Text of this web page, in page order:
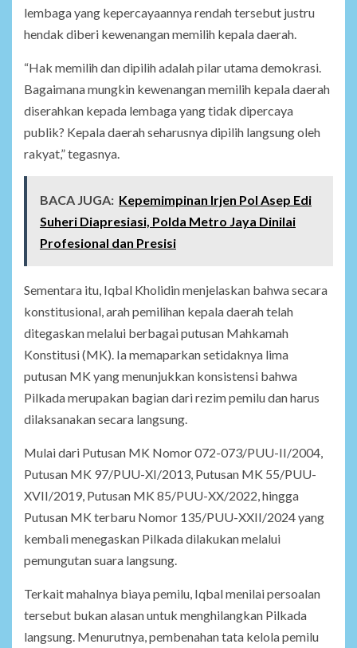
lembaga yang kepercayaannya rendah tersebut justru
hendak diberi kewenangan memilih kepala daerah.
“Hak memilih dan dipilih adalah pilar utama demokrasi.
Bagaimana mungkin kewenangan memilih kepala daerah
diserahkan kepada lembaga yang tidak dipercaya
publik? Kepala daerah seharusnya dipilih langsung oleh
rakyat,” tegasnya.
BACA JUGA: Kepemimpinan Irjen Pol Asep Edi
Suheri Diapresiasi, Polda Metro Jaya Dinilai
Profesional dan Presisi
Sementara itu, Iqbal Kholidin menjelaskan bahwa secara
konstitusional, arah pemilihan kepala daerah telah
ditegaskan melalui berbagai putusan Mahkamah
Konstitusi (MK). Ia memaparkan setidaknya lima
putusan MK yang menunjukkan konsistensi bahwa
Pilkada merupakan bagian dari rezim pemilu dan harus
dilaksanakan secara langsung.
Mulai dari Putusan MK Nomor 072-073/PUU-II/2004,
Putusan MK 97/PUU-XI/2013, Putusan MK 55/PUU-
XVII/2019, Putusan MK 85/PUU-XX/2022, hingga
Putusan MK terbaru Nomor 135/PUU-XXII/2024 yang
kembali menegaskan Pilkada dilakukan melalui
pemungutan suara langsung.
Terkait mahalnya biaya pemilu, Iqbal menilai persoalan
tersebut bukan alasan untuk menghilangkan Pilkada
langsung. Menurutnya, pembenahan tata kelola pemilu